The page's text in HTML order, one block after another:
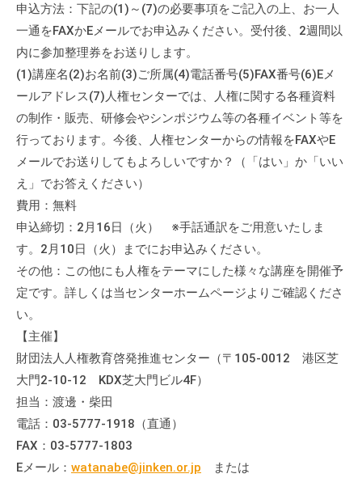
申込方法：下記の(1)～(7)の必要事項をご記入の上、お一人
一通をFAXかEメールでお申込みください。受付後、2週間以
内に参加整理券をお送りします。
(1)講座名(2)お名前(3)ご所属(4)電話番号(5)FAX番号(6)Eメ
ールアドレス(7)人権センターでは、人権に関する各種資料
の制作・販売、研修会やシンポジウム等の各種イベント等を
行っております。今後、人権センターからの情報をFAXやE
メールでお送りしてもよろしいですか？（「はい」か「いい
え」でお答えください）
費用：無料
申込締切：2月16日（火） ※手話通訳をご用意いたしま
す。2月10日（火）までにお申込みください。
その他：この他にも人権をテーマにした様々な講座を開催予
定です。詳しくは当センターホームページよりご確認くださ
い。
【主催】
財団法人人権教育啓発推進センター（〒105-0012 港区芝
大門2-10-12 KDX芝大門ビル4F）
担当：渡邊・柴田
電話：03-5777-1918（直通）
FAX：03-5777-1803
Eメール： watanabe@jinken.or.jp または